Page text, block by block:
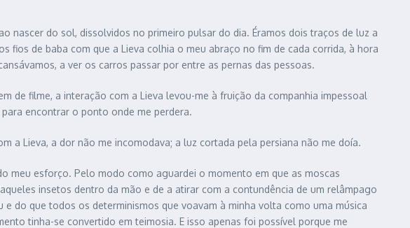
nascer do sol, dissolvidos no primeiro pulsar do dia. Éramos dois traços de luz a
de baba com que a Lieva colhia o meu abraço no fim de cada corrida, à hora
a ver os carros passar por entre as pernas das pessoas.
de filme, a interação com a Lieva levou-me à fruição da companhia impessoal
encontrar o ponto onde me perdera.
a Lieva, a dor não me incomodava; a luz cortada pela persiana não me doía.
meu esforço. Pelo modo como aguardei o momento em que as moscas
insetos dentro da mão e de a atirar com a contundência de um relâmpago
do que todos os determinismos que voavam à minha volta como uma música
tinha-se convertido em teimosia. E isso apenas foi possível porque me